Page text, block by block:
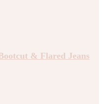
& Flared Jeans